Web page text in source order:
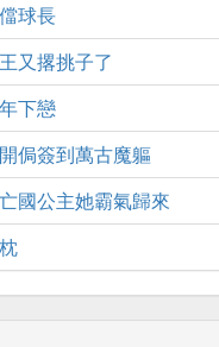
球長
又撂挑子了
下戀
侷簽到萬古魔軀
國公主她霸氣歸來